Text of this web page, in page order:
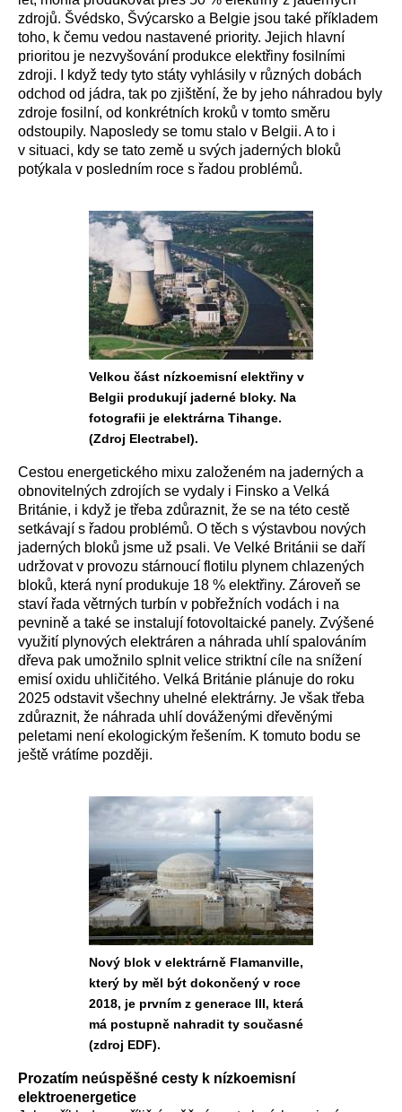
zdrojů. Švédsko, Švýcarsko a Belgie jsou také příkladem
toho, k čemu vedou nastavené priority. Jejich hlavní
prioritou je nezvyšování produkce elektřiny fosilními
zdroji. I když tedy tyto státy vyhlásily v různých dobách
odchod od jádra, tak po zjištění, že by jeho náhradou byly
zdroje fosilní, od konkrétních kroků v tomto směru
odstoupily. Naposledy se tomu stalo v Belgii. A to i
v situaci, kdy se tato země u svých jaderných bloků
potýkala v posledním roce s řadou problémů.
Velkou část nízkoemisní elektřiny v
Belgii produkují jaderné bloky. Na
fotografii je elektrárna Tihange.
(Zdroj Electrabel).
Cestou energetického mixu založeném na jaderných a
obnovitelných zdrojích se vydaly i Finsko a Velká
Británie, i když je třeba zdůraznit, že se na této cestě
setkávají s řadou problémů. O těch s výstavbou nových
jaderných bloků jsme už psali. Ve Velké Británii se daří
udržovat v provozu stárnoucí flotilu plynem chlazených
bloků, která nyní produkuje 18 % elektřiny. Zároveň se
staví řada větrných turbín v pobřežních vodách i na
pevnině a také se instalují fotovoltaické panely. Zvýšené
využití plynových elektráren a náhrada uhlí spalováním
dřeva pak umožnilo splnit velice striktní cíle na snížení
emisí oxidu uhličitého. Velká Británie plánuje do roku
2025 odstavit všechny uhelné elektrárny. Je však třeba
zdůraznit, že náhrada uhlí dováženými dřevěnými
peletami není ekologickým řešením. K tomuto bodu se
ještě vrátíme později.
Nový blok v elektrárně Flamanville,
který by měl být dokončený v roce
2018, je prvním z generace III, která
má postupně nahradit ty současné
(zdroj EDF).
Prozatím neúspěšné cesty k nízkoemisní
elektroenergetice